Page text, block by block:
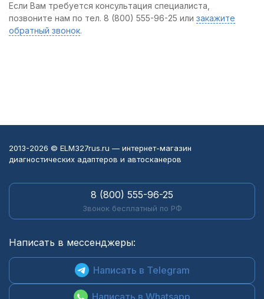
Если Вам требуется консультация специалиста,
позвоните нам по тел. 8 (800) 555-96-25 или закажите
обратный звонок.
2013-2026 © ELM327rus.ru — интернет-магазин
диагностических адаптеров и автосканеров
8 (800) 555-96-25
Звонок бесплатный по РФ
Написать в мессенджеры:
Написать в Telegram
Написать в Whatsapp